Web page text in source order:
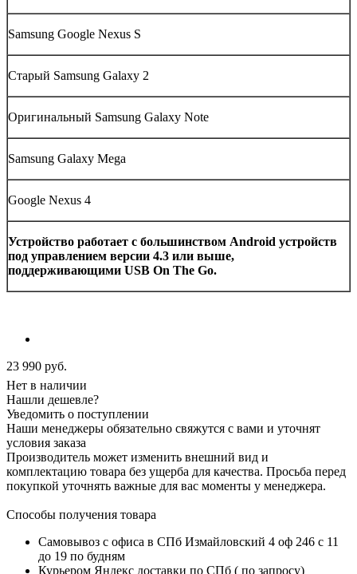
Samsung Google Nexus S
Старый Samsung Galaxy 2
Оригинальный Samsung Galaxy Note
Samsung Galaxy Mega
Google Nexus 4
Устройство работает с большинством Android устройств
под управлением версии 4.3 или выше,
поддерживающими USB On The Go.
23 990 руб.
Нет в наличии
Нашли дешевле?
Уведомить о поступлении
Наши менеджеры обязательно свяжутся с вами и уточнят
условия заказа
Производитель может изменить внешний вид и
комплектацию товара без ущерба для качества. Просьба перед
покупкой уточнять важные для вас моменты у менеджера.
Способы получения товара
Самовывоз с офиса в СПб Измайловский 4 оф 246 с 11
до 19 по будням
Курьером Яндекс доставки по СПб ( по запросу)